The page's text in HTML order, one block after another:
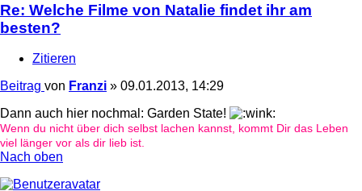
Re: Welche Filme von Natalie findet ihr am
besten?
Zitieren
Beitrag von Franzi » 09.01.2013, 14:29
Dann auch hier nochmal: Garden State!
Wenn du nicht über dich selbst lachen kannst, kommt Dir das Leben
viel länger vor als dir lieb ist.
Nach oben